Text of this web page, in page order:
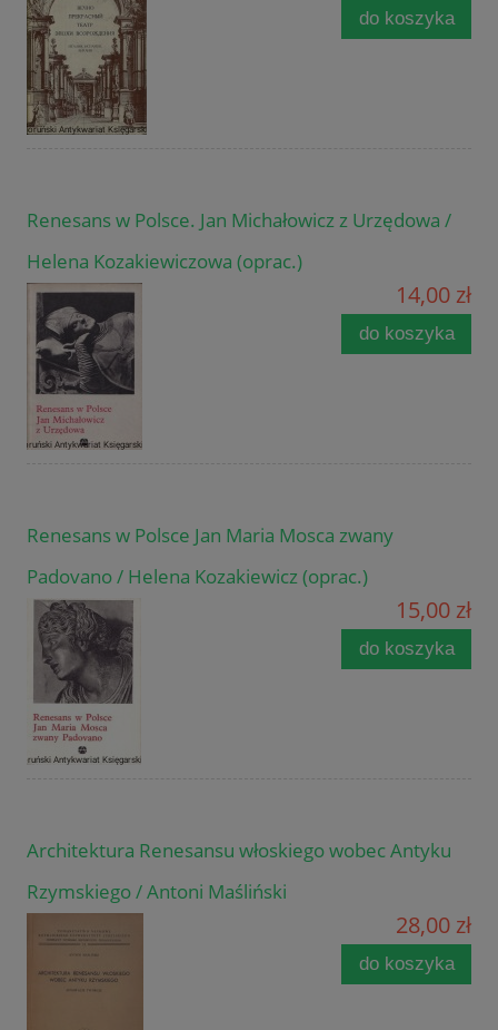
do koszyka
Renesans w Polsce. Jan Michałowicz z Urzędowa /
Helena Kozakiewiczowa (oprac.)
14,00 zł
do koszyka
Renesans w Polsce Jan Maria Mosca zwany
Padovano / Helena Kozakiewicz (oprac.)
15,00 zł
do koszyka
Architektura Renesansu włoskiego wobec Antyku
Rzymskiego / Antoni Maśliński
28,00 zł
do koszyka